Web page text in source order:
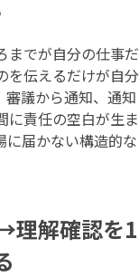
までが自分の仕事だ
を伝えるだけが自分
審議から通知、通知
に責任の空白が生ま
に届かない構造的な
理解確認を1